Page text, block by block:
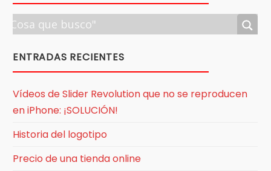
ENTRADAS RECIENTES
Vídeos de Slider Revolution que no se reproducen
en iPhone: ¡SOLUCIÓN!
Historia del logotipo
Precio de una tienda online